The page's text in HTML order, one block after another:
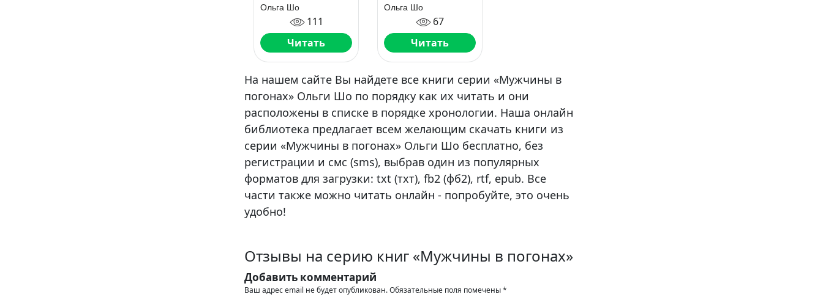
Ольга Шо
111
Читать
Ольга Шо
67
Читать
На нашем сайте Вы найдете все книги серии «Мужчины в
погонах» Ольги Шо по порядку как их читать и они
расположены в списке в порядке хронологии. Наша онлайн
библиотека предлагает всем желающим скачать книги из
серии «Мужчины в погонах» Ольги Шо бесплатно, без
регистрации и смс (sms), выбрав один из популярных
форматов для загрузки: txt (тхт), fb2 (фб2), rtf, epub. Все
части также можно читать онлайн - попробуйте, это очень
удобно!
Отзывы на серию книг «Мужчины в погонах»
Добавить комментарий
Ваш адрес email не будет опубликован.Обязательные поля помечены*